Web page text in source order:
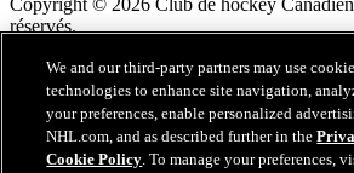
Copyright © 2026 Club de hockey
réservés.
Conditions d'utilisation de LNH.com
Politique en matière de protection des
personnels
Politique en Matière de Témoins de
We and our third-party partners may use
technologies to enhance site navigation,
your preferences, enable personalized
NHL.com, and as described further in the
Cookie Policy. To manage your preferences,